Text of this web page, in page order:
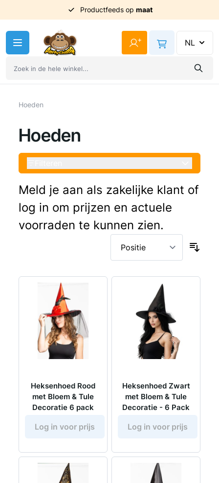
Productfeeds op maat
+ NL
Hoeden
Hoeden
Meld je aan als zakelijke klant of
log in om prijzen en actuele
voorraden te kunnen zien.
Heksenhoed Rood
met Bloem & Tule
Decoratie 6 pack
Log in voor prijs
Heksenhoed Zwart
met Bloem & Tule
Decoratie - 6 Pack
Log in voor prijs